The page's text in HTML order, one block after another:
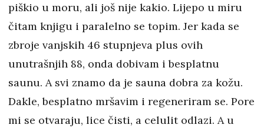
piškio u moru, ali još nije kakio. Lijepo u miru
čitam knjigu i paralelno se topim. Jer kada se
zbroje vanjskih 46 stupnjeva plus ovih
unutrašnjih 88, onda dobivam i besplatnu
saunu. A svi znamo da je sauna dobra za kožu.
Dakle, besplatno mršavim i regeneriram se. Pore
mi se otvaraju, lice čisti, a celulit odlazi. A u